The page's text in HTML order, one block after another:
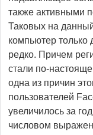
также активными
Таковых на
компьютер только
редко. Причем
стали по-
одна из причин
пользователей
увеличилось за
числовом